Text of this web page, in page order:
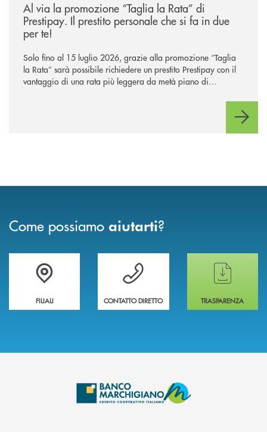
Al via la promozione “Taglia la Rata” di
Prestipay. Il prestito personale che si fa in due
per te!
Solo fino al 15 luglio 2026, grazie alla promozione “Taglia
la Rata” sarà possibile richiedere un prestito Prestipay con il
vantaggio di una rata più leggera da metà piano di
Come possiamo aiutarti?
Trova la filiale più vicina a te
FILIALI
Hai bisogno di assistenza immediata ?
CONTATTO DIRETTO
Hai bisogno di
TRASPARENZA